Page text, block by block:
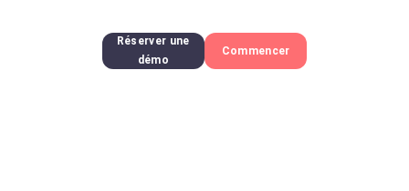
Réserver une
démo
Commencer